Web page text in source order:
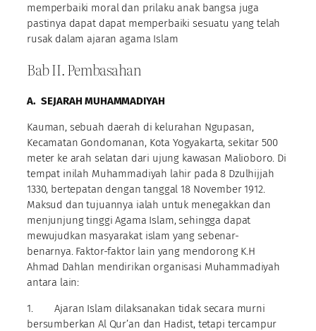
memperbaiki moral dan prilaku anak bangsa juga
pastinya dapat dapat memperbaiki sesuatu yang telah
rusak dalam ajaran agama Islam
Bab II. Pembasahan
A.SEJARAH MUHAMMADIYAH
Kauman, sebuah daerah di kelurahan Ngupasan,
Kecamatan Gondomanan, Kota Yogyakarta, sekitar 500
meter ke arah selatan dari ujung kawasan Malioboro. Di
tempat inilah Muhammadiyah lahir pada 8 Dzulhijjah
1330, bertepatan dengan tanggal 18 November 1912.
Maksud dan tujuannya ialah untuk menegakkan dan
menjunjung tinggi Agama Islam, sehingga dapat
mewujudkan masyarakat islam yang sebenar-
benarnya. Faktor-faktor lain yang mendorong K.H
Ahmad Dahlan mendirikan organisasi Muhammadiyah
antara lain:
1. Ajaran Islam dilaksanakan tidak secara murni
bersumberkan Al Qur’an dan Hadist, tetapi tercampur